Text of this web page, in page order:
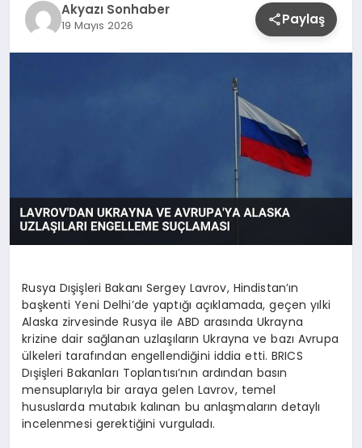
YAŞAM
Akyazı Sonhaber
19 Mayıs 2026 Paylaş
Rusya Dışişleri Bakanı Sergey Lavrov, Hindistan’ın
başkenti Yeni Delhi’de yaptığı açıklamada, geçen yılki
Alaska zirvesinde Rusya ile ABD arasında Ukrayna
krizine dair sağlanan uzlaşıların Ukrayna ve bazı Avrupa
ülkeleri tarafından engellendiğini iddia etti. BRICS
Dışişleri Bakanları Toplantısı’nın ardından basın
mensuplarıyla bir araya gelen Lavrov, temel
hususlarda mutabık kalınan bu anlaşmaların detaylı
incelenmesi gerektiğini vurguladı.